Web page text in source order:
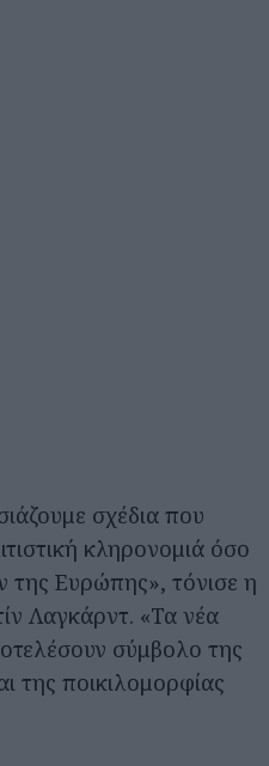
σχέδια που
κληρονομιά όσο
της Ευρώπης», τόνισε η
Λαγκάρντ. «Τα νέα
σύμβολο της
της ποικιλομορφίας